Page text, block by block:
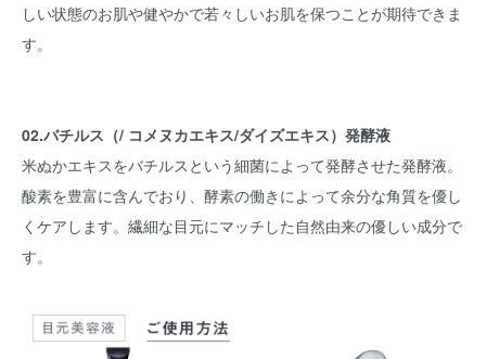
しい状態のお肌や健やかで若々しいお肌を保つことが期待できま
す。
02.バチルス（/ コメヌカエキス/ダイズエキス）発酵液
米ぬかエキスをバチルスという細菌によって発酵させた発酵液。
酸素を豊富に含んでおり、酵素の働きによって余分な角質を優し
くケアします。繊細な目元にマッチした自然由来の優しい成分で
す。